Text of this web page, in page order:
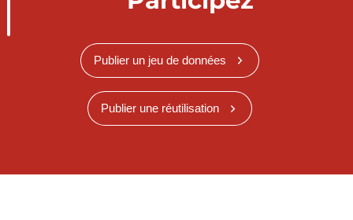
Publier un jeu de données
Publier une réutilisation